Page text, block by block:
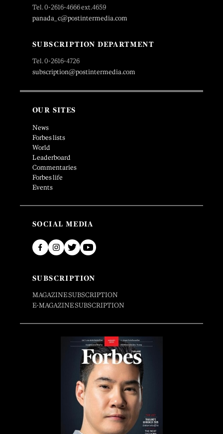
Tel. 0-2616-4666 ext.4659
panada_c@postintermedia.com
SUBSCRIPTION DEPARTMENT
Tel. 0-2616-4726
subscription@postintermedia.com
OUR SITES
News
Forbes lists
World
Leaderboard
Commentaries
Forbes life
Events
SOCIAL MEDIA
SUBSCRIPTION
MAGAZINE SUBSCRIPTION
E-MAGAZINE SUBSCRIPTION